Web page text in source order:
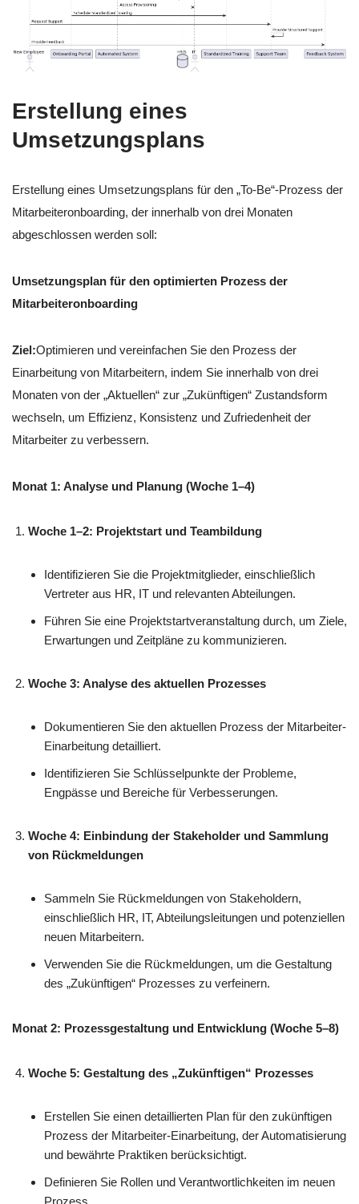
Erstellung eines
Umsetzungsplans
Erstellung eines Umsetzungsplans für den „To-Be“-Prozess der
Mitarbeiteronboarding, der innerhalb von drei Monaten
abgeschlossen werden soll:
Umsetzungsplan für den optimierten Prozess der
Mitarbeiteronboarding
Ziel:Optimieren und vereinfachen Sie den Prozess der
Einarbeitung von Mitarbeitern, indem Sie innerhalb von drei
Monaten von der „Aktuellen“ zur „Zukünftigen“ Zustandsform
wechseln, um Effizienz, Konsistenz und Zufriedenheit der
Mitarbeiter zu verbessern.
Monat 1: Analyse und Planung (Woche 1–4)
Woche 1–2: Projektstart und Teambildung
Identifizieren Sie die Projektmitglieder, einschließlich
Vertreter aus HR, IT und relevanten Abteilungen.
Führen Sie eine Projektstartveranstaltung durch, um Ziele,
Erwartungen und Zeitpläne zu kommunizieren.
Woche 3: Analyse des aktuellen Prozesses
Dokumentieren Sie den aktuellen Prozess der Mitarbeiter-
Einarbeitung detailliert.
Identifizieren Sie Schlüsselpunkte der Probleme,
Engpässe und Bereiche für Verbesserungen.
Woche 4: Einbindung der Stakeholder und Sammlung
von Rückmeldungen
Sammeln Sie Rückmeldungen von Stakeholdern,
einschließlich HR, IT, Abteilungsleitungen und potenziellen
neuen Mitarbeitern.
Verwenden Sie die Rückmeldungen, um die Gestaltung
des „Zukünftigen“ Prozesses zu verfeinern.
Monat 2: Prozessgestaltung und Entwicklung (Woche 5–8)
Woche 5: Gestaltung des „Zukünftigen“ Prozesses
Erstellen Sie einen detaillierten Plan für den zukünftigen
Prozess der Mitarbeiter-Einarbeitung, der Automatisierung
und bewährte Praktiken berücksichtigt.
Definieren Sie Rollen und Verantwortlichkeiten im neuen
Prozess.